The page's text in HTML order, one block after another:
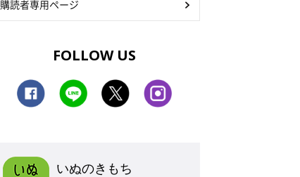
購読者専用ページ
FOLLOW US
いぬのきもち